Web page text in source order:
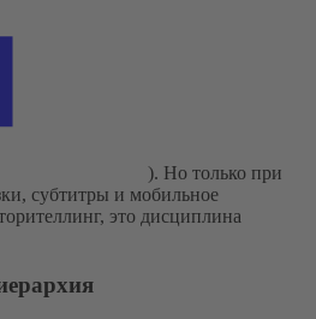
). Но только при
субтитры и мобильное
это дисциплина